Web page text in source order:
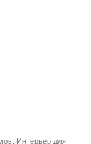
Интерьер для